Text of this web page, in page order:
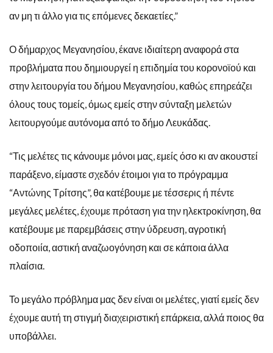
αν μη τι άλλο για τις επόμενες δεκαετίες.”
Ο δήμαρχος Μεγανησίου, έκανε ιδιαίτερη αναφορά στα
προβλήματα που δημιουργεί η επιδημία του κορονοϊού και
στην λειτουργία του δήμου Μεγανησίου, καθώς επηρεάζει
όλους τους τομείς, όμως εμείς στην σύνταξη μελετών
λειτουργούμε αυτόνομα από το δήμο Λευκάδας.
“Τις μελέτες τις κάνουμε μόνοι μας, εμείς όσο κι αν ακουστεί
παράξενο, είμαστε σχεδόν έτοιμοι για το πρόγραμμα
“Αντώνης Τρίτσης”, θα κατέβουμε με τέσσερις ή πέντε
μεγάλες μελέτες, έχουμε πρόταση για την ηλεκτροκίνηση, θα
κατέβουμε με παρεμβάσεις στην ύδρευση, αγροτική
οδοποιία, αστική αναζωογόνηση και σε κάποια άλλα
πλαίσια.
Το μεγάλο πρόβλημα μας δεν είναι οι μελέτες, γιατί εμείς δεν
έχουμε αυτή τη στιγμή διαχειριστική επάρκεια, αλλά ποιος θα
υποβάλλει.